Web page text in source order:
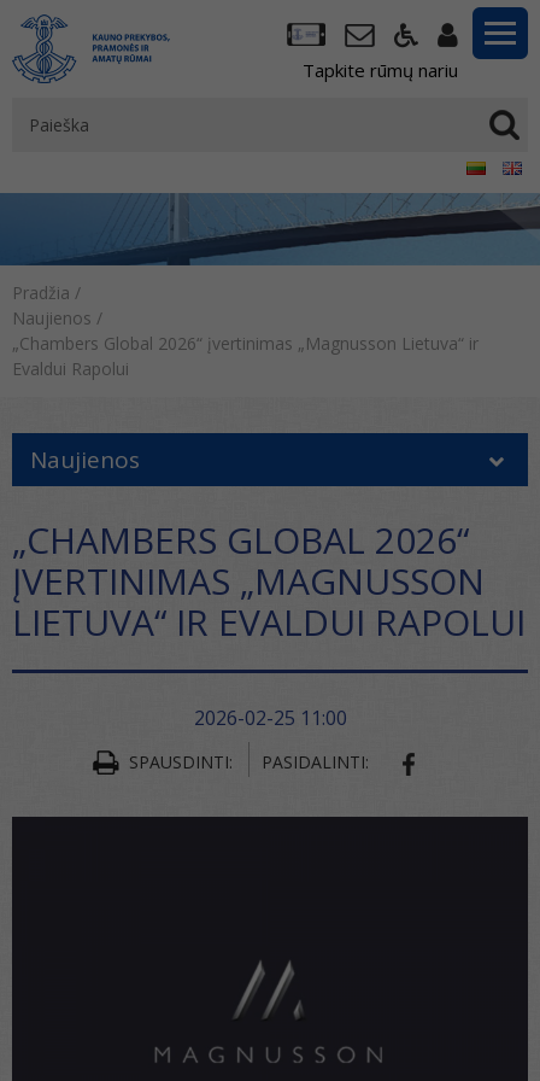
Tapkite rūmų nariu
Pradžia /
Naujienos /
„Chambers Global 2026“ įvertinimas „Magnusson Lietuva“ ir
Evaldui Rapolui
Naujienos
„CHAMBERS GLOBAL 2026“
ĮVERTINIMAS „MAGNUSSON
LIETUVA“ IR EVALDUI RAPOLUI
2026-02-25 11:00
SPAUSDINTI: PASIDALINTI: